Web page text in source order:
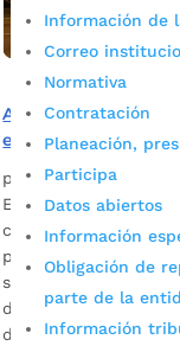
Información de
Correo
Normativa
Contratación
Planeación,
Participa
Datos abiertos
Información
Obligación de
parte de la
Información
Alcaldía de
en seguridad del
por Alcaldía de
El Gobierno Local,
como una ciudad
proyectado
su oferta
delinquía en el
desarticulada.